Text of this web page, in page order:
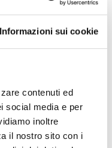
Informazioni sui cookie
contenuti ed
social media e per
inoltre
il nostro sito con i
del percorso per
delle alberature
una canaletta in
mentre sulla
posizionate panchine
della zona
una ringhiera